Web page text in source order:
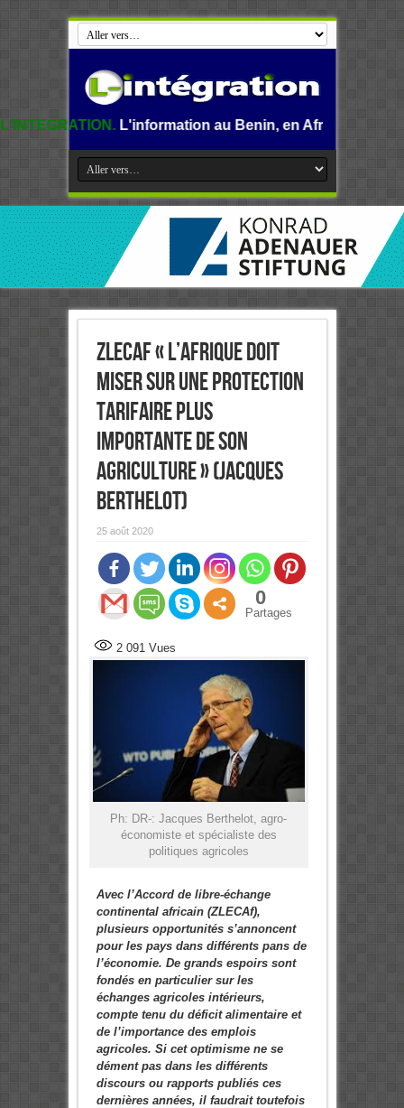
L'information au Benin, en Afrique et dans le monde.
ZLECAF « L’Afrique doit
miser sur une protection
tarifaire plus
importante de son
agriculture » (Jacques
Berthelot)
25 août 2020
0
Partages
2 091Vues
Ph: DR-: Jacques Berthelot, agro-
économiste et spécialiste des
politiques agricoles
Avec l’Accord de libre-échange
continental africain (ZLECAf),
plusieurs opportunités s’annoncent
pour les pays dans différents pans de
l’économie. De grands espoirs sont
fondés en particulier sur les
échanges agricoles intérieurs,
compte tenu du déficit alimentaire et
de l’importance des emplois
agricoles. Si cet optimisme ne se
dément pas dans les différents
discours ou rapports publiés ces
dernières années, il faudrait toutefois